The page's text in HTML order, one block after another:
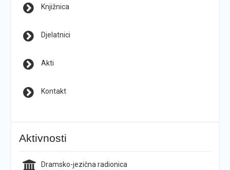
Knjižnica
Djelatnici
Akti
Kontakt
Aktivnosti
Dramsko-jezična radionica